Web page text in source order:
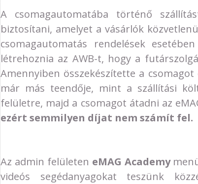
A csomagautomatába történő
biztosítani, amelyet a vásárlók
csomagautomatás rendelések
létrehoznia az AWB-t, hogy a
Amennyiben összekészítette a
már más teendője, mint a szállítási
felületre, majd a csomagot átadni az
ezért semmilyen díjat nem számít fel.
Az admin felületen eMAG Academy
videós segédanyagokat teszünk